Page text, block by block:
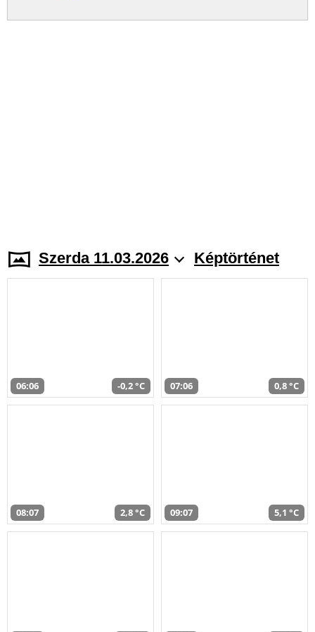
Szerda 11.03.2026 Képtörténet
06:06 -0,2 °C 07:06 0,8 °C
08:07 2,8 °C 09:07 5,1 °C